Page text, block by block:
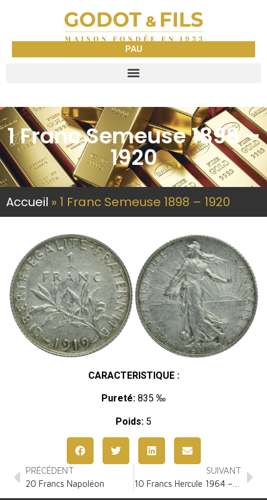
PAU
1 Franc Semeuse 1898 –
1920
Accueil » 1 Franc Semeuse 1898 – 1920
CARACTERISTIQUE :
Pureté: 835 ‰
Poids: 5
PRÉCÉDENT
20 Francs Napoléon
SUIVANT
10 Francs Hercule 1964 – 1973